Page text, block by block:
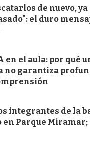
de nuevo,
el duro
en el aula: por qué
no garantiza
integrantes de la
en Parque Miramar;